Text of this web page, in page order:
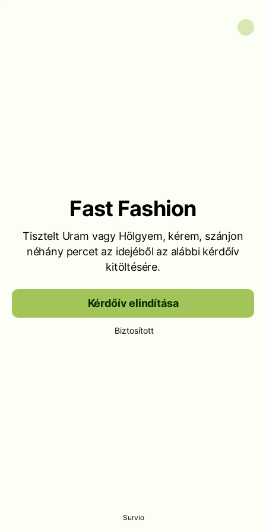
Fast Fashion
Tisztelt Uram vagy Hölgyem, kérem, szánjon
néhány percet az idejéből az alábbi kérdőív
kitöltésére.
Kérdőív elindítása
Biztosított
Survio